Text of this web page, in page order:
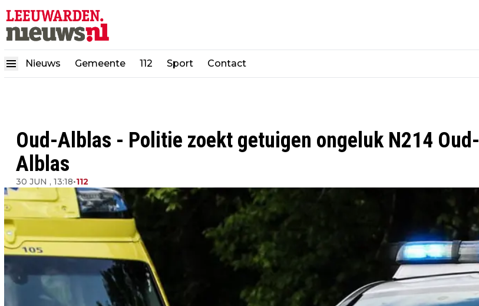
Nieuws Gemeente 112 Sport Contact
Oud-Alblas - Politie zoekt getuigen ongeluk N214 Oud-
Alblas
30 JUN , 13:18•112